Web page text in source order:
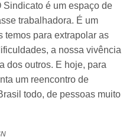
Sindicato é um espaço de
trabalhadora. É um
temos para extrapolar as
a nossa vivência
dos outros. E hoje, para
um reencontro de
todo, de pessoas muito